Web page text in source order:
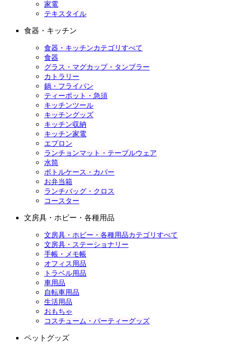
家電
テキスタイル
食器・キッチン
食器・キッチンカテゴリすべて
食器
グラス・マグカップ・タンブラー
カトラリー
鍋・フライパン
ティーポット・急須
キッチンツール
キッチングッズ
キッチン収納
キッチン家電
エプロン
ランチョンマット・テーブルウェア
水筒
ボトルケース・カバー
お弁当箱
ランチバッグ・クロス
コースター
文房具・ホビー・各種用品
文房具・ホビー・各種用品カテゴリすべて
文房具・ステーショナリー
手帳・メモ帳
オフィス用品
トラベル用品
車用品
自転車用品
生活用品
おもちゃ
コスチューム・パーティーグッズ
ペットグッズ